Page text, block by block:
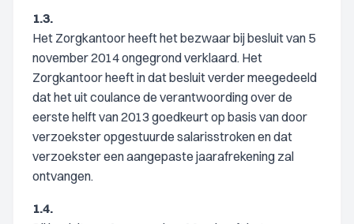
1.3.
Het Zorgkantoor heeft het bezwaar bij besluit van 5
november 2014 ongegrond verklaard. Het
Zorgkantoor heeft in dat besluit verder meegedeeld
dat het uit coulance de verantwoording over de
eerste helft van 2013 goedkeurt op basis van door
verzoekster opgestuurde salarisstroken en dat
verzoekster een aangepaste jaarafrekening zal
ontvangen.
1.4.